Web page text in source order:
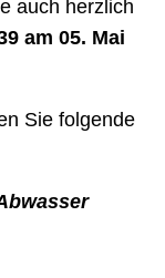
auch herzlich
am 05. Mai
Sie folgende